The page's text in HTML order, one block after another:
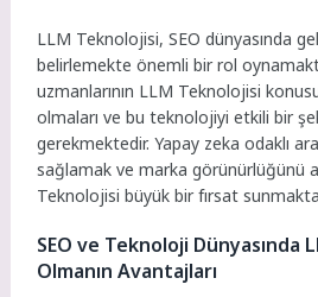
LLM Teknolojisi, SEO dünyasında
belirlemekte önemli bir rol
uzmanlarının LLM Teknolojisi
olmaları ve bu teknolojiyi etkili bir
gerekmektedir. Yapay zeka odaklı
sağlamak ve marka görünürlüğünü
Teknolojisi büyük bir fırsat
SEO ve Teknoloji Dünyasında
Olmanın Avantajları